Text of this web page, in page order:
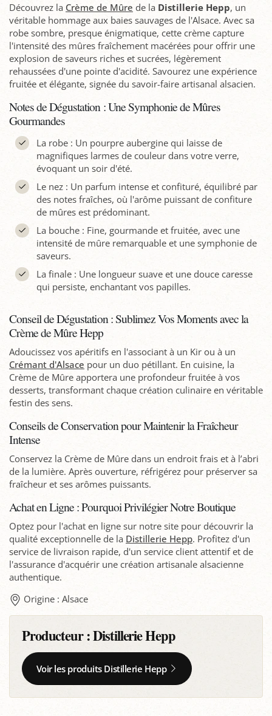
Découvrez la Crème de Mûre de la Distillerie Hepp, un
véritable hommage aux baies sauvages de l'Alsace. Avec sa
robe sombre, presque énigmatique, cette crème capture
l'intensité des mûres fraîchement macérées pour offrir une
explosion de saveurs riches et sucrées, légèrement
rehaussées d'une pointe d'acidité. Savourez une expérience
fruitée et élégante, signée du savoir-faire artisanal alsacien.
Notes de Dégustation : Une Symphonie de Mûres
Gourmandes
La robe : Un pourpre aubergine qui laisse de
magnifiques larmes de couleur dans votre verre,
évoquant un soir d'été.
Le nez : Un parfum intense et confituré, équilibré par
des notes fraîches, où l'arôme puissant de confiture
de mûres est prédominant.
La bouche : Fine, gourmande et fruitée, avec une
intensité de mûre remarquable et une symphonie de
saveurs.
La finale : Une longueur suave et une douce caresse
qui persiste, enchantant vos papilles.
Conseil de Dégustation : Sublimez Vos Moments avec la
Crème de Mûre Hepp
Adoucissez vos apéritifs en l'associant à un Kir ou à un
Crémant d'Alsace pour un duo pétillant. En cuisine, la
Crème de Mûre apportera une profondeur fruitée à vos
desserts, transformant chaque création culinaire en véritable
festin des sens.
Conseils de Conservation pour Maintenir la Fraîcheur
Intense
Conservez la Crème de Mûre dans un endroit frais et à l’abri
de la lumière. Après ouverture, réfrigérez pour préserver sa
fraîcheur et ses arômes puissants.
Achat en Ligne : Pourquoi Privilégier Notre Boutique
Optez pour l'achat en ligne sur notre site pour découvrir la
qualité exceptionnelle de la Distillerie Hepp. Profitez d'un
service de livraison rapide, d'un service client attentif et de
l'assurance d'acquérir une création artisanale alsacienne
authentique.
Origine : Alsace
Producteur :Distillerie Hepp
Voir les produits Distillerie Hepp